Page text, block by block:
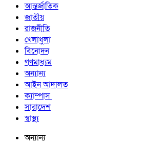
আন্তর্জাতিক
জাতীয়
রাজনীতি
খেলাধুলা
বিনোদন
গণমাধ্যম
অন্যান্য
আইন আদালত
ক্যাম্পাস
সারাদেশ
স্বাস্থ্য
অন্যান্য